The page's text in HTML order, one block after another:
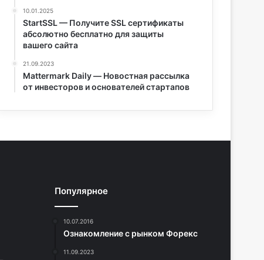
10.01.2025
StartSSL — Получите SSL сертификаты
абсолютно бесплатно для защиты
вашего сайта
21.09.2023
Mattermark Daily — Новостная рассылка
от инвесторов и основателей стартапов
Популярное
10.07.2016
Ознакомление с рынком Форекс
11.09.2023